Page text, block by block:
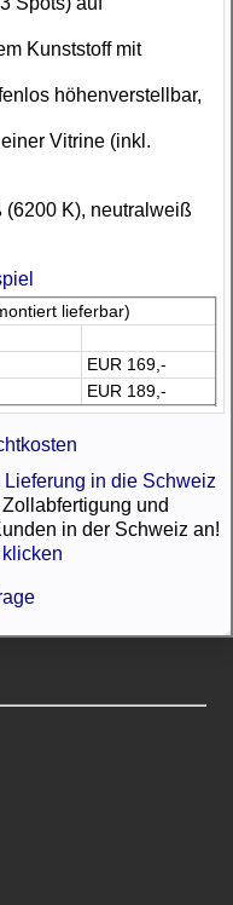
Kunststoff mit
höhenverstellbar,
Vitrine (inkl.
(6200 K), neutralweiß
lieferbar)
EUR 169,-
EUR 189,-
und
in der Schweiz an!
klicken